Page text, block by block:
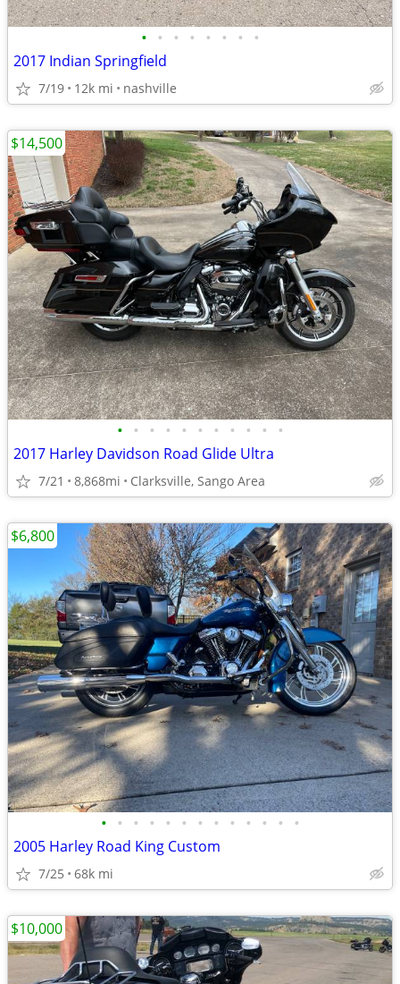
• • • • • • • •
2017 Indian Springfield
7/19 12k mi nashville
• • • • • • • • • • •
2017 Harley Davidson Road Glide Ultra
7/21 8,868mi Clarksville, Sango Area
$14,500
• • • • • • • • • • • • •
2005 Harley Road King Custom
7/25 68k mi
$6,800
$10,000